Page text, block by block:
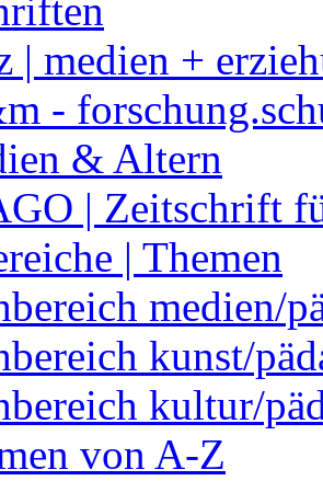
| medien +
-
& Altern
| Zeitschrift
| Themen
medien/
kunst/
kultur/
von A-Z